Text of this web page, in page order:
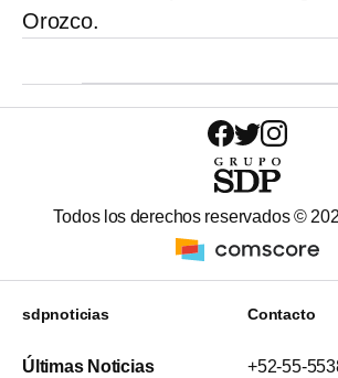
Orozco.
Todos los derechos reservados ©
sdpnoticias
Últimas Noticias
Contacto
+52-55-